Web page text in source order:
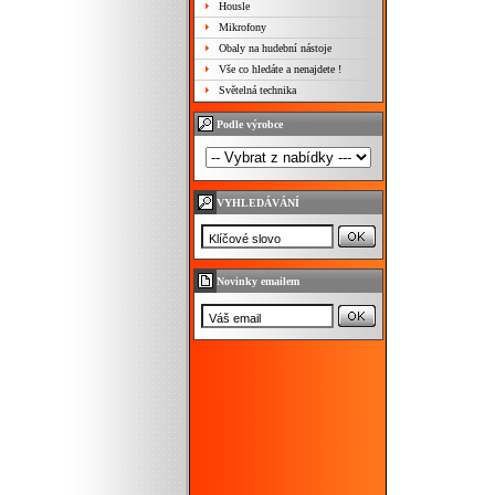
Housle
Mikrofony
Obaly na hudební nástoje
Vše co hledáte a nenajdete !
Světelná technika
Podle výrobce
VYHLEDÁVÁNÍ
Novinky emailem